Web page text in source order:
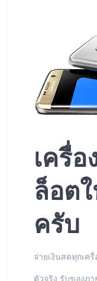
เครื่อ
ล็อต
ครับ
จ่ายเงินสดทุกเค
ตัวจริง รับของภ